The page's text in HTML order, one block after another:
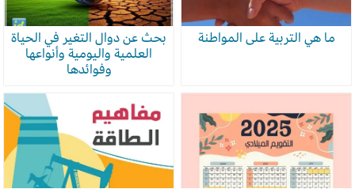
ما هي التربية على المواطنة
بحث عن دوال التغير في الحياة
العلمية واليومية وأنواعها
وفوائدها